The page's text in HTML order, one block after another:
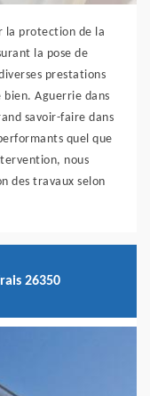
la protection de la
la pose de
prestations
Aguerrie dans
savoir-faire dans
quel que
nous
des travaux selon
26350